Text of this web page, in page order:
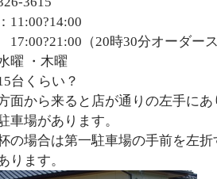
11:00?14:00
（20時30分オーダース
曜 ・木曜
台くらい？
面から来ると店が通りの左手に
車場があります。
の場合は第一駐車場の手前を左
ります。